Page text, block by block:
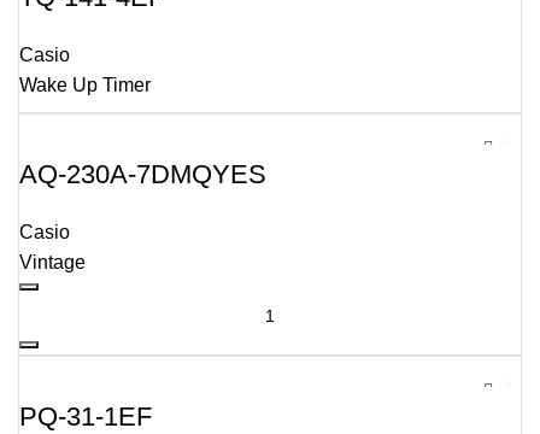
Casio
Wake Up Timer
AQ-230A-7DMQYES
Casio
Vintage
PQ-31-1EF